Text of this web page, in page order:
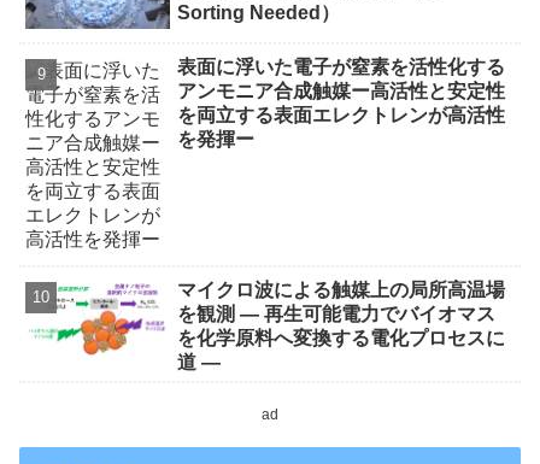
Sorting Needed）
表面に浮いた電子が窒素を活性化する
アンモニア合成触媒ー高活性と安定性
を両立する表面エレクトレンが高活性
を発揮ー
マイクロ波による触媒上の局所高温場
を観測 ― 再生可能電力でバイオマス
を化学原料へ変換する電化プロセスに
道 ―
ad